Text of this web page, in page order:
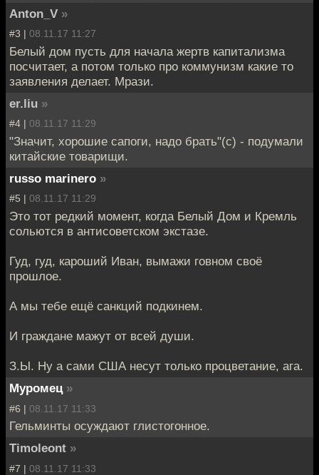
Anton_V »
#3 | 08.11.17 11:27
Белый дом пусть для начала жертв капитализма
посчитает, а потом только про коммунизм какие то
заявления делает. Мрази.
er.liu »
#4 | 08.11.17 11:29
"Значит, хорошие сапоги, надо брать"(с) - подумали
китайские товарищи.
russo marinero »
#5 | 08.11.17 11:29
Это тот редкий момент, когда Белый Дом и Кремль
сольются в антисоветском экстазе.
Гуд, гуд, кароший Иван, вымажи говном своё
прошлое.
А мы тебе ещё санкций подкинем.
И граждане мажут от всей души.
З.Ы. Ну а сами США несут только процветание, ага.
Муромец »
#6 | 08.11.17 11:33
Гельминты осуждают глистогонное.
Timoleont »
#7 | 08.11.17 11:33